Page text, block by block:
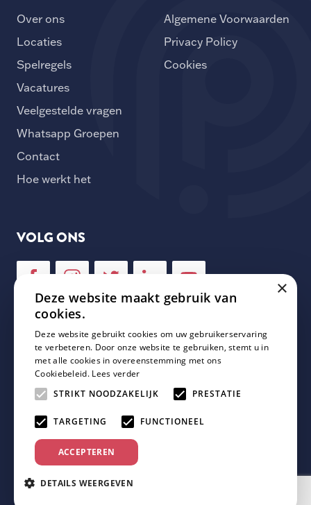
Over ons
Locaties
Spelregels
Vacatures
Veelgestelde vragen
Whatsapp Groepen
Contact
Hoe werkt het
Algemene Voorwaarden
Privacy Policy
Cookies
VOLG ONS
NIEUWSBRIEF
Schrijf je in voor onze nieuwsbrief en mis geen enkele
update van Plaza Padel!
×
Deze website maakt gebruik van
cookies.
Deze website gebruikt cookies om uw gebruikerservaring
te verbeteren. Door onze website te gebruiken, stemt u in
met alle cookies in overeenstemming met ons
Cookiebeleid. Lees verder
STRIKT NOODZAKELIJK
PRESTATIE
TARGETING FUNCTIONEEL
ACCEPTEREN
DETAILS WEERGEVEN